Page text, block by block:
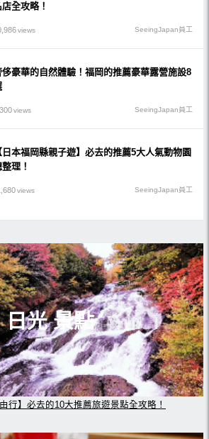
全攻略！
views SeeingJapan員工
侈豪華的自然體驗！福岡的推薦豪華露營施設8
views SeeingJapan員工
日本福岡縣親子遊】必去的推薦5大人氣動物園
理！
views SeeingJapan員工
日光 景點
行】必去的10大推薦旅遊景點全攻略！